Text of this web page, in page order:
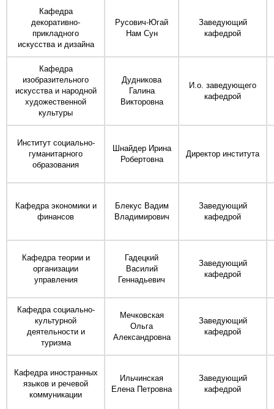
Кафедра
декоративно-
прикладного
искусства и дизайна
Русович-Югай
Нам Сун
Заведующий
кафедрой
Кафедра
изобразительного
искусства и народной
художественной
культуры
Дудникова
Галина
Викторовна
И.о. заведующего
кафедрой
Институт социально-
гуманитарного
образования
Шнайдер Ирина
Робертовна
Директор института
Кафедра экономики и
финансов
Блекус Вадим
Владимирович
Заведующий
кафедрой
Кафедра теории и
организации
управления
Гадецкий
Василий
Геннадьевич
Заведующий
кафедрой
Кафедра социально-
культурной
деятельности и
туризма
Мечковская
Ольга
Александровна
Заведующий
кафедрой
Кафедра иностранных
языков и речевой
коммуникации
Ильчинская
Елена Петровна
Заведующий
кафедрой